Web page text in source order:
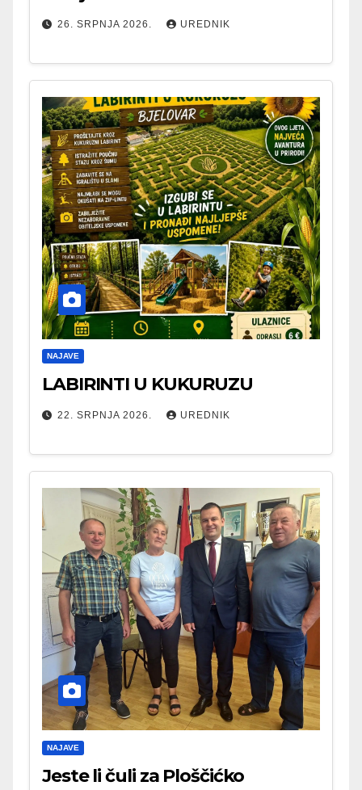
26. SRPNJA 2026. UREDNIK
NAJAVE
LABIRINTI U KUKURUZU
22. SRPNJA 2026. UREDNIK
NAJAVE
Jeste li čuli za Ploščićko